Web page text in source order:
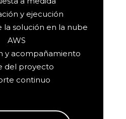
y ejecución
la solución en la nube
AWS
y acompañamiento
del proyecto
continuo